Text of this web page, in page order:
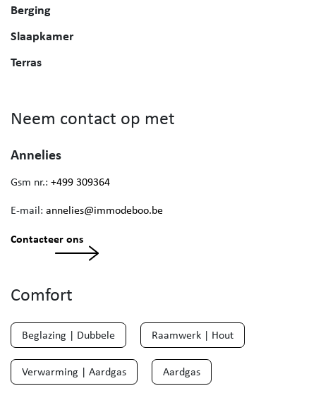
Berging
Slaapkamer
Terras
Neem contact op met
Annelies
Gsm nr.: +499 309364
E-mail: annelies@immodeboo.be
Contacteer ons
Comfort
Beglazing | Dubbele Raamwerk | Hout
Verwarming | Aardgas Aardgas